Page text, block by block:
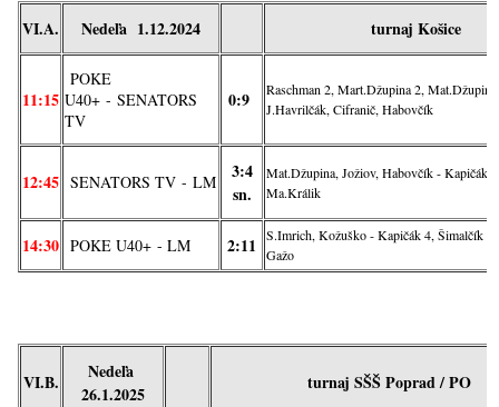
VI.A. Nedeľa 1.12.2024 turnaj Košice
11:15
POKE
U40+ - SENATORS
TV
0:9
Raschman 2, Mart.Džupina 2,
J.Havrilčák, Cifranič, Habovčík
12:45 SENATORS TV - LM
3:4
sn.
Mat.Džupina, Jožiov, Habovčík - Kapičák
Ma.Králik
14:30 POKE U40+ - LM 2:11
S.Imrich, Kožuško - Kapičák 4, Šimalčík
Gažo
VI.B.
Nedeľa
26.1.2025
turnaj SŠŠ Poprad / PO